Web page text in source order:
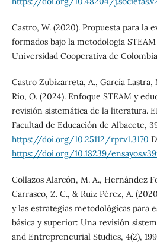
Castro, W. (2020). Propuesta para la
formados bajo la metodología
Universidad Cooperativa de
Castro Zubizarreta, A., García
Río, O. (2024). Enfoque STEAM y
revisión sistemática de la literatura.
Facultad de Educación de Albacete,
https://doi.org/10.25112/rpr.v1.3170
https://doi.org/10.18239/
Collazos Alarcón, M. A., Hernández
Carrasco, Z. C., & Ruiz Pérez, A.
y las estrategias metodológicas para
básica y superior: Una revisión
and Entrepreneurial Studies, 4(2),